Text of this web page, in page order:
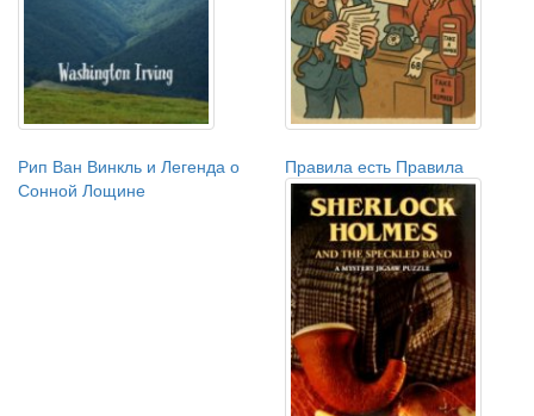
Рип Ван Винкль и Легенда о
Сонной Лощине
Правила есть Правила